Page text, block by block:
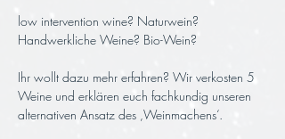
low intervention wine? Naturwein?
Handwerkliche Weine? Bio-Wein?
Ihr wollt dazu mehr erfahren? Wir verkosten 5
Weine und erklären euch fachkundig unseren
alternativen Ansatz des ‚Weinmachens‘.